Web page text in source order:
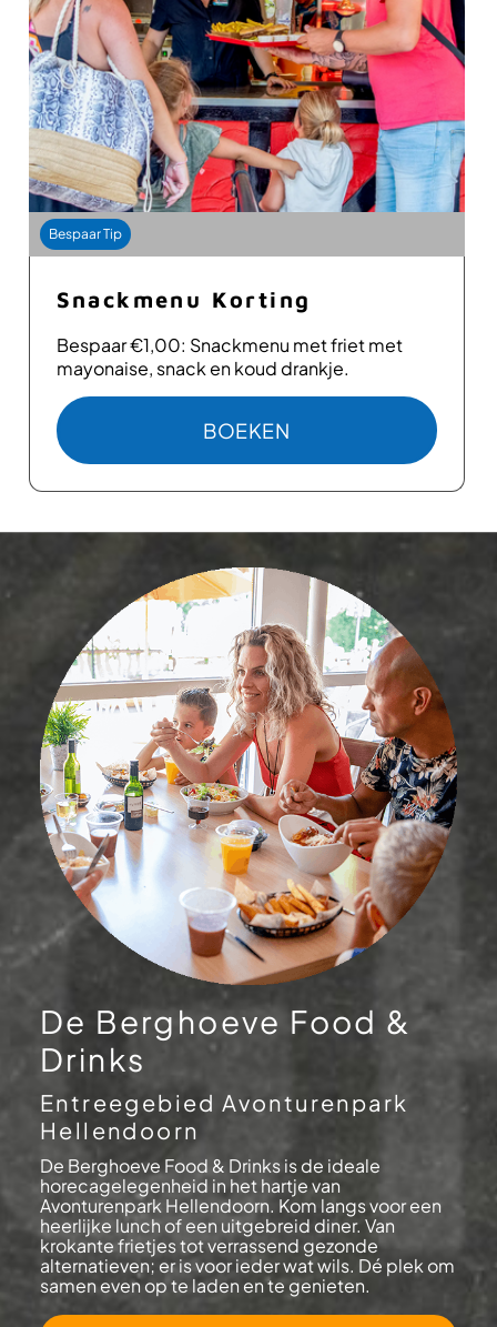
Bespaar Tip
Snackmenu Korting
Bespaar €1,00: Snackmenu met friet met
mayonaise, snack en koud drankje.
BOEKEN: SNACKMENU KORTING
De Berghoeve Food &
Drinks
Entreegebied Avonturenpark
Hellendoorn
De Berghoeve Food & Drinks is de ideale
horecagelegenheid in het hartje van
Avonturenpark Hellendoorn. Kom langs voor een
heerlijke lunch of een uitgebreid diner. Van
krokante frietjes tot verrassend gezonde
alternatieven; er is voor ieder wat wils. Dé plek om
samen even op te laden en te genieten.